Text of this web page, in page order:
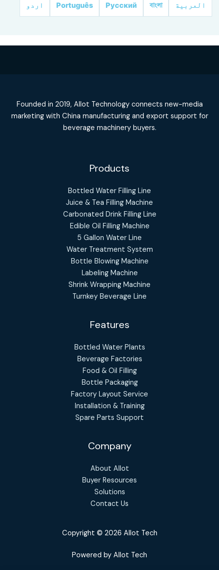
العربية বাংলা
Русский
Português اردو
Founded in 2019, Allot Technology connects new-media
marketing with China manufacturing and export support for
beverage machinery buyers.
Products
Bottled Water Filling Line
Juice & Tea Filling Machine
Carbonated Drink Filling Line
Edible Oil Filling Machine
5 Gallon Water Line
Water Treatment System
Bottle Blowing Machine
Labeling Machine
Shrink Wrapping Machine
Turnkey Beverage Line
Features
Bottled Water Plants
Beverage Factories
Food & Oil Filling
Bottle Packaging
Factory Layout Service
Installation & Training
Spare Parts Support
Company
About Allot
Buyer Resources
Solutions
Contact Us
Copyright © 2026 Allot Tech
Powered by Allot Tech